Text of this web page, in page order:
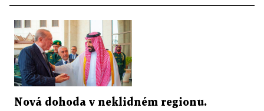
Nová dohoda v neklidném regionu.